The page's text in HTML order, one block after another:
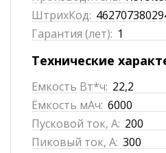
ШтрихКод:
Гарантия (лет): 1
Технические
Емкость Вт*ч: 22,2
Ёмкость мАч: 6000
Пусковой ток, А: 200
Пиковый ток, А: 300